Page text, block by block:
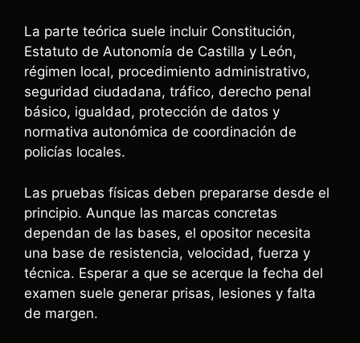
La parte teórica suele incluir Constitución,
Estatuto de Autonomía de Castilla y León,
régimen local, procedimiento administrativo,
seguridad ciudadana, tráfico, derecho penal
básico, igualdad, protección de datos y
normativa autonómica de coordinación de
policías locales.
Las pruebas físicas deben prepararse desde el
principio. Aunque las marcas concretas
dependan de las bases, el opositor necesita
una base de resistencia, velocidad, fuerza y
técnica. Esperar a que se acerque la fecha del
examen suele generar prisas, lesiones y falta
de margen.